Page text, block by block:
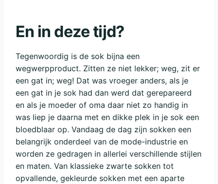
En in deze tijd?
Tegenwoordig is de sok bijna een
wegwerpproduct. Zitten ze niet lekker; weg, zit er
een gat in; weg! Dat was vroeger anders, als je
een gat in je sok had dan werd dat gerepareerd
en als je moeder of oma daar niet zo handig in
was liep je daarna met en dikke plek in je sok een
bloedblaar op. Vandaag de dag zijn sokken een
belangrijk onderdeel van de mode-industrie en
worden ze gedragen in allerlei verschillende stijlen
en maten. Van klassieke zwarte sokken tot
opvallende, gekleurde sokken met een aparte